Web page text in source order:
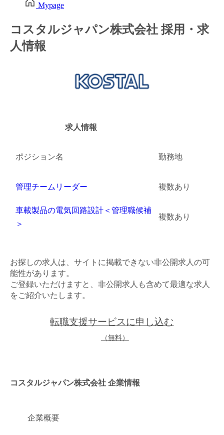
金融（銀行・証券・保険・投資）
コンサルティング・シンクタンク・事務所
WEB（デジタル・メディア・ゲーム）
コンピュータハード・周辺機器
半導体
エネルギー・プラント
メディカル（医薬品・CRO・医療機器）
医療・介護・福祉
次へ（ご経験職種を選択）
Mypage
コスタルジャパン株式会社 採用・求
人情報
求人情報
ポジション名 勤務地
管理チームリーダー 複数あり
車載製品の電気回路設計＜管理職候補
＞
複数あり
お探しの求人は、サイトに掲載できない非公開求人の可
能性があります。
ご登録いただけますと、非公開求人も含めて最適な求人
をご紹介いたします。
転職支援サービスに申し込む
（無料）
コスタルジャパン株式会社 企業情報
企業概要